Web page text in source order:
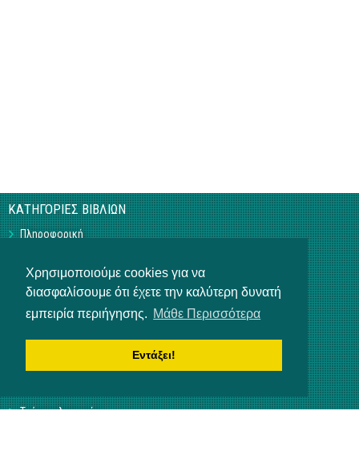
Χρησιμοποιούμε cookies για να
διασφαλίσουμε ότι έχετε την καλύτερη δυνατή
εμπειρία περιήγησης. Μάθε Περισσότερα
Εντάξει!
ΚΑΤΗΓΟΡΙΕΣ ΒΙΒΛΙΩΝ
Πληροφορική
Τεχνικά
Γεωπονικά
Υπό Έκδοση
Η ΕΤΑΙΡΕΙΑ
Επικοινωνία
Αρ. Γ.Ε.ΜΗ 3840901000
Τρόποι πληρωμής